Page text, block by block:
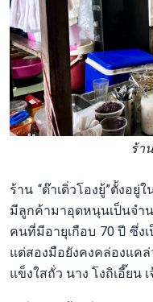
ร้า
ร้าน “ด๊าเดิ่วโองยู้”ตั้งอยู่
มีลูกค้ามาอุดหนุนเป็นจ
คนที่มีอายุเกือบ 70 ปี ซึ่ง
แต่สองมือยังคงคล่องแคล่
แข็งใสถั่ว นาง โงถิเอี๊ยน